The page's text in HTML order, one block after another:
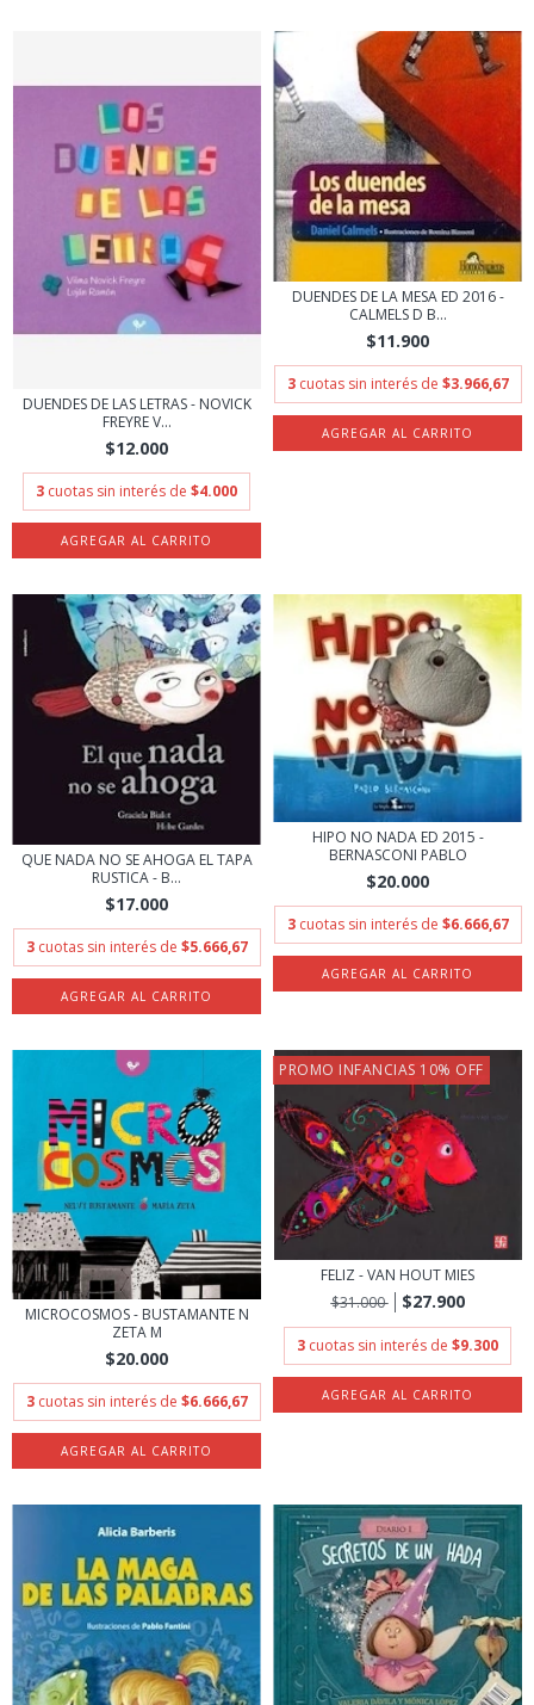
DUENDES DE LAS LETRAS - NOVICK
FREYRE V...
$12.000
3 cuotas sin interés de $4.000
DUENDES DE LA MESA ED 2016 -
CALMELS D B...
$11.900
3 cuotas sin interés de $3.966,67
QUE NADA NO SE AHOGA EL TAPA
RUSTICA - B...
$17.000
3 cuotas sin interés de $5.666,67
HIPO NO NADA ED 2015 -
BERNASCONI PABLO
$20.000
3 cuotas sin interés de $6.666,67
MICROCOSMOS - BUSTAMANTE N
ZETA M
$20.000
3 cuotas sin interés de $6.666,67
PROMO INFANCIAS 10% OFF
FELIZ - VAN HOUT MIES
$31.000
$27.900
3 cuotas sin interés de $9.300